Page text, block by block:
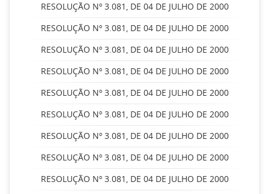
RESOLUÇÃO Nº 3.081, DE 04 DE JULHO DE 2000
RESOLUÇÃO Nº 3.081, DE 04 DE JULHO DE 2000
RESOLUÇÃO Nº 3.081, DE 04 DE JULHO DE 2000
RESOLUÇÃO Nº 3.081, DE 04 DE JULHO DE 2000
RESOLUÇÃO Nº 3.081, DE 04 DE JULHO DE 2000
RESOLUÇÃO Nº 3.081, DE 04 DE JULHO DE 2000
RESOLUÇÃO Nº 3.081, DE 04 DE JULHO DE 2000
RESOLUÇÃO Nº 3.081, DE 04 DE JULHO DE 2000
RESOLUÇÃO Nº 3.081, DE 04 DE JULHO DE 2000